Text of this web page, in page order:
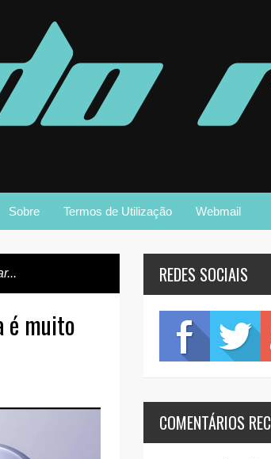
Sobre Termos de Utilização Webmail
é muito
REDES SOCIAIS
COMENTÁRIOS